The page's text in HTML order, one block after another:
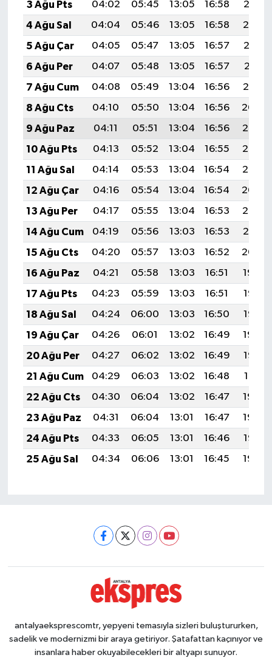
3 Ağu Pts
04:02 05:45 13:05 16:58
20:15
4 Ağu Sal
04:04 05:46 13:05 16:58
20:14
5 Ağu Çar
04:05 05:47 13:05 16:57
20:13
6 Ağu Per
04:07 05:48 13:05 16:57
20:11
7 Ağu Cum
04:08 05:49 13:04 16:56
20:10
8 Ağu Cts
04:10 05:50 13:04 16:56
20:09
9 Ağu Paz
04:11 05:51 13:04 16:56
20:08
10 Ağu Pts
04:13 05:52 13:04 16:55
20:07
11 Ağu Sal
04:14 05:53 13:04 16:54
20:05
12 Ağu Çar
04:16 05:54 13:04 16:54
20:04
13 Ağu Per
04:17 05:55 13:04 16:53
20:03
14 Ağu Cum
04:19 05:56 13:03 16:53
20:01
15 Ağu Cts
04:20 05:57 13:03 16:52
20:00
16 Ağu Paz
04:21 05:58 13:03 16:51
19:59
17 Ağu Pts
04:23 05:59 13:03 16:51
19:57
18 Ağu Sal
04:24 06:00 13:03 16:50
19:56
19 Ağu Çar
04:26 06:01 13:02 16:49
19:54
20 Ağu Per
04:27 06:02 13:02 16:49
19:53
21 Ağu Cum
04:29 06:03 13:02 16:48
19:51
22 Ağu Cts
04:30 06:04 13:02 16:47
19:50
23 Ağu Paz
04:31 06:04 13:01 16:47
19:48
24 Ağu Pts
04:33 06:05 13:01 16:46
19:47
25 Ağu Sal
04:34 06:06 13:01 16:45 19:45
antalyaeksprescomtr, yepyeni temasıyla sizleri buluştururken,
sadelik ve modernizmi bir araya getiriyor. Şatafattan kaçınıyor ve
insanlara haber okuyabilecekleri bir altyapı sunuyor.